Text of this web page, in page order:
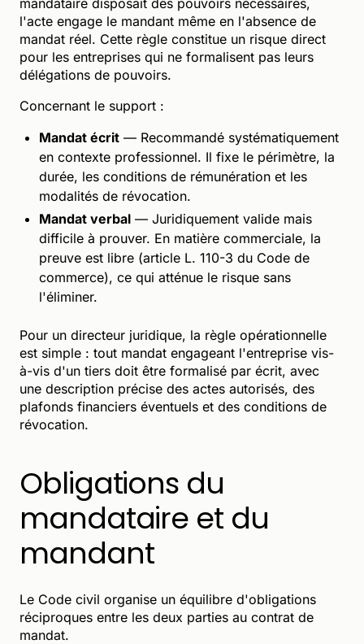
l'acte engage le mandant même en l'absence de
mandat réel. Cette règle constitue un risque direct
pour les entreprises qui ne formalisent pas leurs
délégations de pouvoirs.
Concernant le support :
Mandat écrit — Recommandé systématiquement
en contexte professionnel. Il fixe le périmètre, la
durée, les conditions de rémunération et les
modalités de révocation.
Mandat verbal — Juridiquement valide mais
difficile à prouver. En matière commerciale, la
preuve est libre (article L. 110-3 du Code de
commerce), ce qui atténue le risque sans
l'éliminer.
Pour un directeur juridique, la règle opérationnelle
est simple : tout mandat engageant l'entreprise vis-
à-vis d'un tiers doit être formalisé par écrit, avec
une description précise des actes autorisés, des
plafonds financiers éventuels et des conditions de
révocation.
Obligations du
mandataire et du
mandant
Le Code civil organise un équilibre d'obligations
réciproques entre les deux parties au contrat de
mandat.